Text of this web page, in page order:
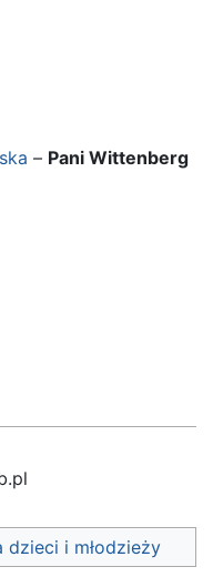
– Pani Wittenberg
dzieci i młodzieży